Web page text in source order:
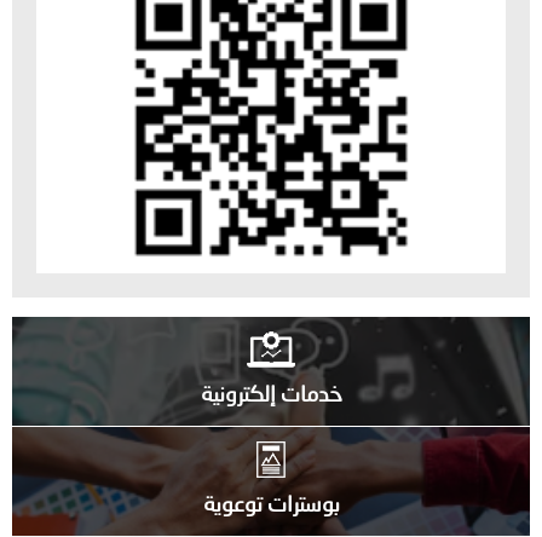
خدمات إلكترونية
بوسترات توعوية